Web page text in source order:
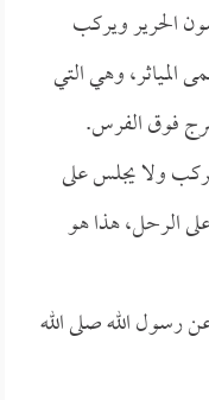
الحرير ويركب
المياثر، وهي التي
فوق الفرس.
ولا يجلس على
الرحل، هذا هو
رسول الله صلى الله